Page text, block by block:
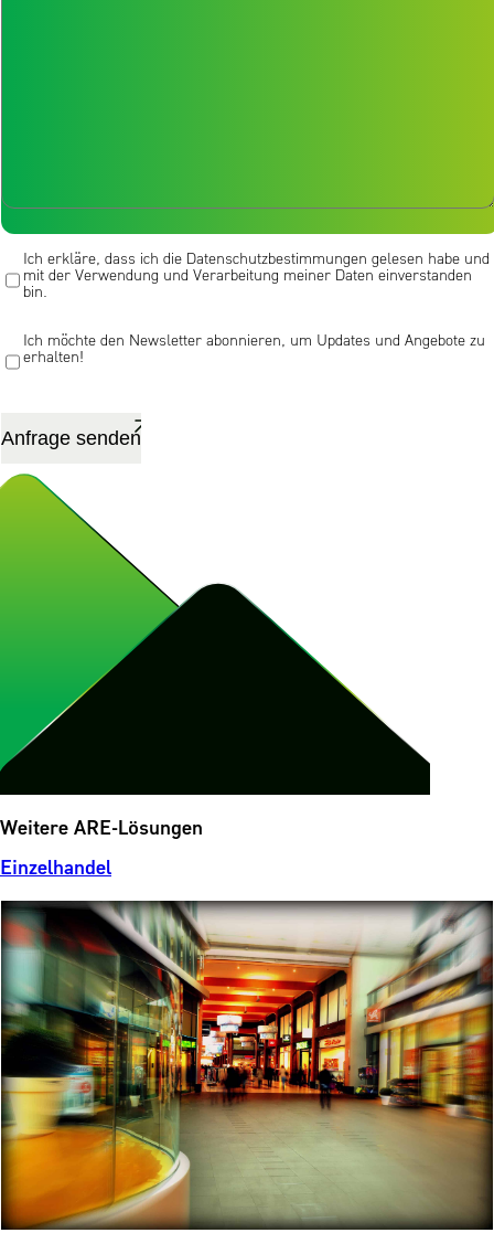
Nachricht [/textarea]
Ich erkläre, dass ich die Datenschutzbestimmungen gelesen habe und
mit der Verwendung und Verarbeitung meiner Daten einverstanden
bin.
Ich möchte den Newsletter abonnieren, um Updates und Angebote zu
erhalten!
Weitere ARE-Lösungen
Einzelhandel